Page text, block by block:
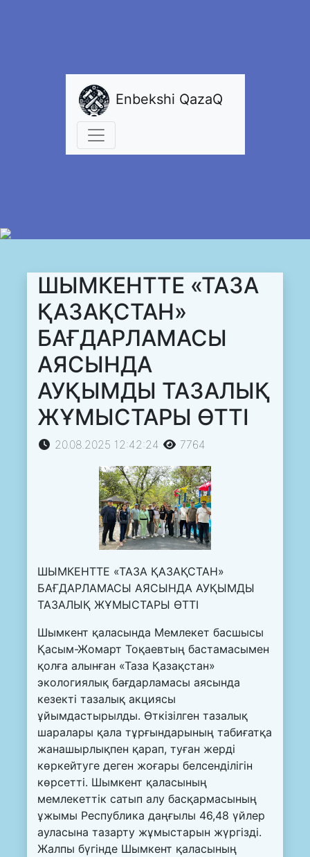
Enbekshi QazaQ
ШЫМКЕНТТЕ «ТАЗА
ҚАЗАҚСТАН»
БАҒДАРЛАМАСЫ
АЯСЫНДА
АУҚЫМДЫ ТАЗАЛЫҚ
ЖҰМЫСТАРЫ ӨТТІ
20.08.2025 12:42:24 7764
ШЫМКЕНТТЕ «ТАЗА ҚАЗАҚСТАН»
БАҒДАРЛАМАСЫ АЯСЫНДА АУҚЫМДЫ
ТАЗАЛЫҚ ЖҰМЫСТАРЫ ӨТТІ
Шымкент қаласында Мемлекет басшысы
Қасым-Жомарт Тоқаевтың бастамасымен
қолға алынған «Таза Қазақстан»
экологиялық бағдарламасы аясында
кезекті тазалық акциясы
ұйымдастырылды. Өткізілген тазалық
шаралары қала тұрғындарының табиғатқа
жанашырлықпен қарап, туған жерді
көркейтуге деген жоғары белсенділігін
көрсетті. Шымкент қаласының
мемлекеттік сатып алу басқармасының
ұжымы Республика даңғылы 46,48 үйлер
ауласына тазарту жұмыстарын жүргізді.
Жалпы бүгінде Шымкент қаласының